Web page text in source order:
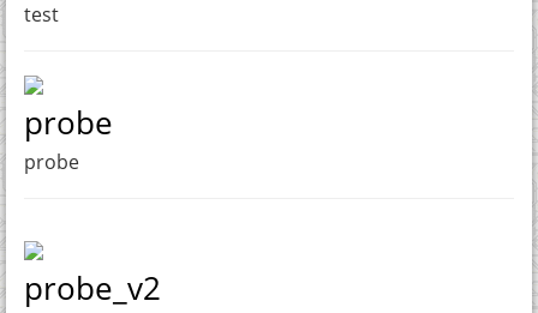
test
probe
probe
probe_v2